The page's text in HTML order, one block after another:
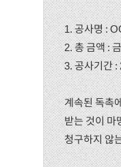
1. 공사명 :
2. 총 금액 :
3. 공사기간
계속된 독촉
받는 것이 마
청구하지 않